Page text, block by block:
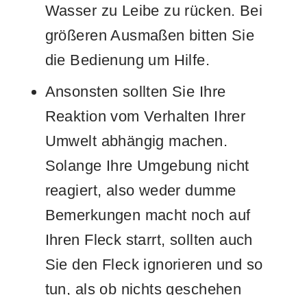
Wasser zu Leibe zu rücken. Bei
größeren Ausmaßen bitten Sie
die Bedienung um Hilfe.
Ansonsten sollten Sie Ihre
Reaktion vom Verhalten Ihrer
Umwelt abhängig machen.
Solange Ihre Umgebung nicht
reagiert, also weder dumme
Bemerkungen macht noch auf
Ihren Fleck starrt, sollten auch
Sie den Fleck ignorieren und so
tun, als ob nichts geschehen